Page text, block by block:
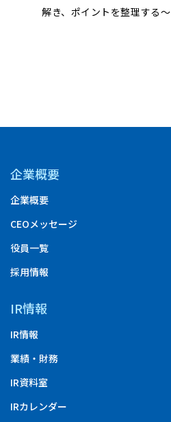
解き、ポイントを整理する～
企業概要
企業概要
CEOメッセージ
役員一覧
採用情報
IR情報
IR情報
業績・財務
IR資料室
IRカレンダー